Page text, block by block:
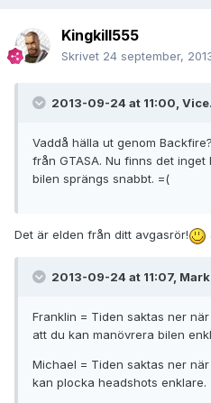
Kingkill555
Skrivet 24 september,
2013-09-24 at 11:00,
Vaddå hälla ut genom
från GTASA. Nu finns det
bilen sprängs snabbt. =(
Det är elden från ditt avgasrör!
2013-09-24 at 11:07,
Franklin = Tiden saktas ner
att du kan manövrera bilen
Michael = Tiden saktas ner
kan plocka headshots enklare.